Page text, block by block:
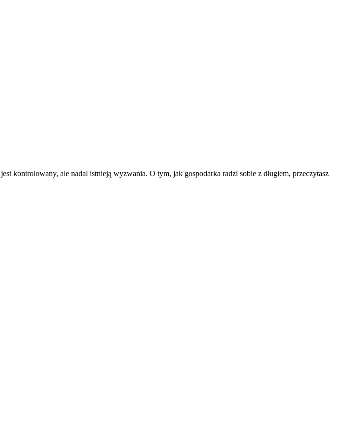
kontrolowany, ale nadal istnieją wyzwania. O tym, jak gospodarka radzi sobie z długiem, przeczytasz